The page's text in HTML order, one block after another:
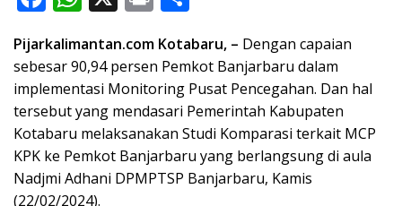
ac
e
b
o
o
k
h
at
s
A
p
p
in
t ar
e
Pijarkalimantan.com Kotabaru, – Dengan capaian
sebesar 90,94 persen Pemkot Banjarbaru dalam
implementasi Monitoring Pusat Pencegahan. Dan hal
tersebut yang mendasari Pemerintah Kabupaten
Kotabaru melaksanakan Studi Komparasi terkait MCP
KPK ke Pemkot Banjarbaru yang berlangsung di aula
Nadjmi Adhani DPMPTSP Banjarbaru, Kamis
(22/02/2024).